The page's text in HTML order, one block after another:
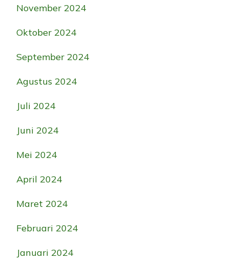
November 2024
Oktober 2024
September 2024
Agustus 2024
Juli 2024
Juni 2024
Mei 2024
April 2024
Maret 2024
Februari 2024
Januari 2024